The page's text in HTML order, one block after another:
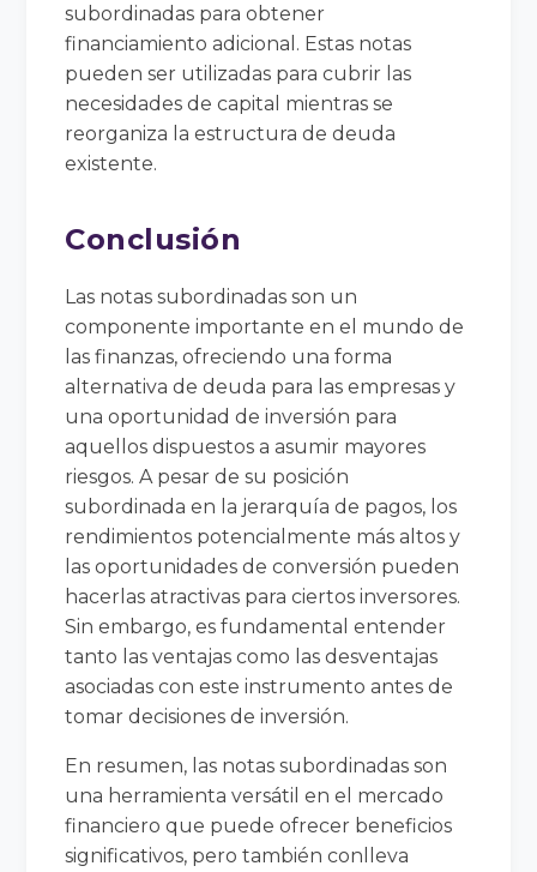
subordinadas para obtener
financiamiento adicional. Estas notas
pueden ser utilizadas para cubrir las
necesidades de capital mientras se
reorganiza la estructura de deuda
existente.
Conclusión
Las notas subordinadas son un
componente importante en el mundo de
las finanzas, ofreciendo una forma
alternativa de deuda para las empresas y
una oportunidad de inversión para
aquellos dispuestos a asumir mayores
riesgos. A pesar de su posición
subordinada en la jerarquía de pagos, los
rendimientos potencialmente más altos y
las oportunidades de conversión pueden
hacerlas atractivas para ciertos inversores.
Sin embargo, es fundamental entender
tanto las ventajas como las desventajas
asociadas con este instrumento antes de
tomar decisiones de inversión.
En resumen, las notas subordinadas son
una herramienta versátil en el mercado
financiero que puede ofrecer beneficios
significativos, pero también conlleva